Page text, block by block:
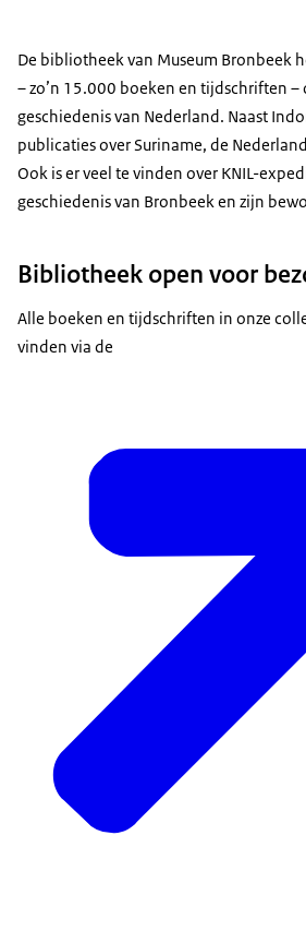
De bibliotheek van Museum Bronbeek
– zo’n 15.000 boeken en tijdschriften
geschiedenis van Nederland. Naast
publicaties over Suriname, de
Ook is er veel te vinden over KNIL-
geschiedenis van Bronbeek en zijn
Bibliotheek open voor
Alle boeken en tijdschriften in onze
vinden via de